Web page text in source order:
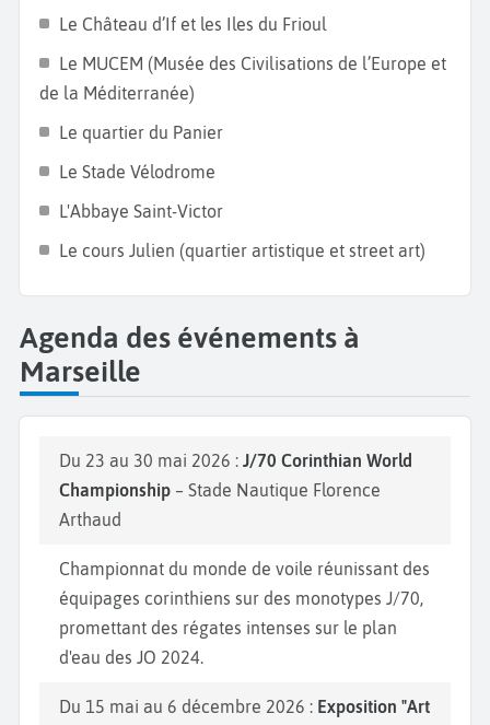
dépaysement. Au-delà de ses idées reçues, Marseille
est une ville en pleine mutation qui revalorise ses
quartiers et se tourne vers l'avenir.
Le Château d’If et les Iles du Frioul
Le MUCEM (Musée des Civilisations de l’Europe et
de la Méditerranée)
Le quartier du Panier
Le Stade Vélodrome
L'Abbaye Saint-Victor
Le cours Julien (quartier artistique et street art)
Agenda des événements à
Marseille
Du 23 au 30 mai 2026 : J/70 Corinthian World
Championship – Stade Nautique Florence
Arthaud
Championnat du monde de voile réunissant des
équipages corinthiens sur des monotypes J/70,
promettant des régates intenses sur le plan
d'eau des JO 2024.
Du 15 mai au 6 décembre 2026 : Exposition "Art